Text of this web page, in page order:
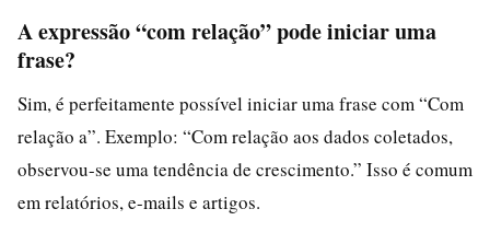
A expressão “com relação” pode iniciar uma
frase?
Sim, é perfeitamente possível iniciar uma frase com “Com
relação a”. Exemplo: “Com relação aos dados coletados,
observou-se uma tendência de crescimento.” Isso é comum
em relatórios, e-mails e artigos.